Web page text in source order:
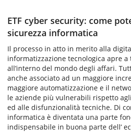
ETF cyber security: come
sicurezza informatica
Il processo in atto in merito alla
informatizzazione tecnologica apre
all’interno del mondo degli affari.
anche associato ad un maggiore
maggiore automatizzazione e il
le aziende più vulnerabili rispetto
ed alle disfunzionalità tecniche. Di
informatica è diventata una parte
indispensabile in buona parte dell’